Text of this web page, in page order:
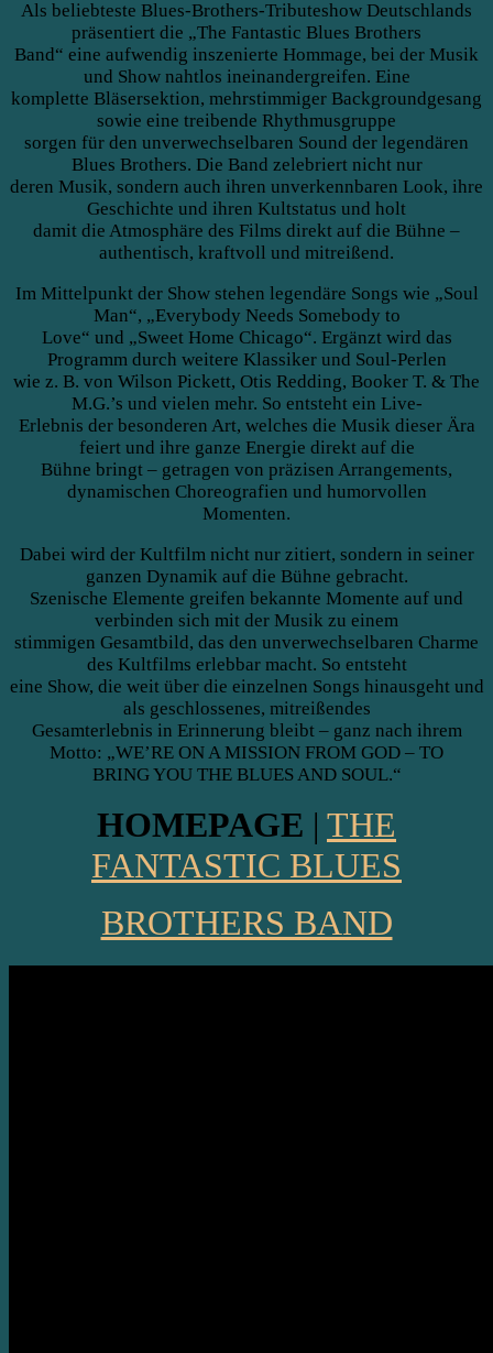
Als beliebteste Blues-Brothers-Tributeshow Deutschlands
präsentiert die „The Fantastic Blues Brothers
Band“ eine aufwendig inszenierte Hommage, bei der Musik
und Show nahtlos ineinandergreifen. Eine
komplette Bläsersektion, mehrstimmiger Backgroundgesang
sowie eine treibende Rhythmusgruppe
sorgen für den unverwechselbaren Sound der legendären
Blues Brothers. Die Band zelebriert nicht nur
deren Musik, sondern auch ihren unverkennbaren Look, ihre
Geschichte und ihren Kultstatus und holt
damit die Atmosphäre des Films direkt auf die Bühne –
authentisch, kraftvoll und mitreißend.
Im Mittelpunkt der Show stehen legendäre Songs wie „Soul
Man“, „Everybody Needs Somebody to
Love“ und „Sweet Home Chicago“. Ergänzt wird das
Programm durch weitere Klassiker und Soul-Perlen
wie z. B. von Wilson Pickett, Otis Redding, Booker T. & The
M.G.’s und vielen mehr. So entsteht ein Live-
Erlebnis der besonderen Art, welches die Musik dieser Ära
feiert und ihre ganze Energie direkt auf die
Bühne bringt – getragen von präzisen Arrangements,
dynamischen Choreografien und humorvollen
Momenten.
Dabei wird der Kultfilm nicht nur zitiert, sondern in seiner
ganzen Dynamik auf die Bühne gebracht.
Szenische Elemente greifen bekannte Momente auf und
verbinden sich mit der Musik zu einem
stimmigen Gesamtbild, das den unverwechselbaren Charme
des Kultfilms erlebbar macht. So entsteht
eine Show, die weit über die einzelnen Songs hinausgeht und
als geschlossenes, mitreißendes
Gesamterlebnis in Erinnerung bleibt – ganz nach ihrem
Motto: „WE’RE ON A MISSION FROM GOD – TO
BRING YOU THE BLUES AND SOUL.“
HOMEPAGE | THE
FANTASTIC BLUES
BROTHERS BAND